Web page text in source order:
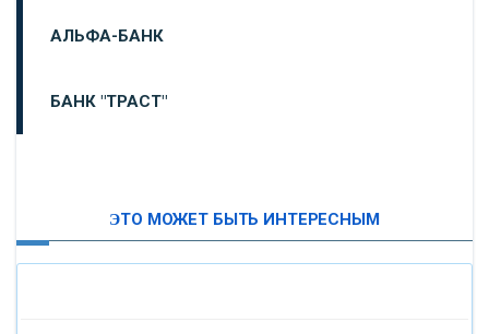
АЛЬФА-БАНК
БАНК "ТРАСТ"
ЭТО МОЖЕТ БЫТЬ ИНТЕРЕСНЫМ